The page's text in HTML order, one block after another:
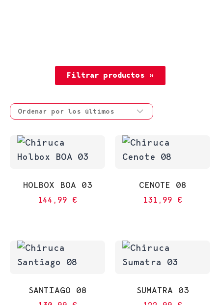
Filtrar productos »
HOLBOX BOA 03
144,99 €
CENOTE 08
131,99 €
SANTIAGO 08 SUMATRA 03